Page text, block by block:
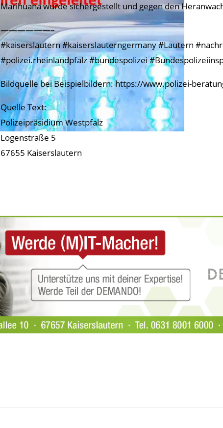
Marihuana wurde sichergestellt und gegen den
——————–
#kaiserslautern #kaiserslauterngermany #Lautern
#polizei.rheinlandpfalz #bundespolizei
Bildquelle bei Beispielbildern: https://www.polizei-
Quelle Text:
Polizeipräsidium Westpfalz
Logenstraße 5
67655 Kaiserslautern